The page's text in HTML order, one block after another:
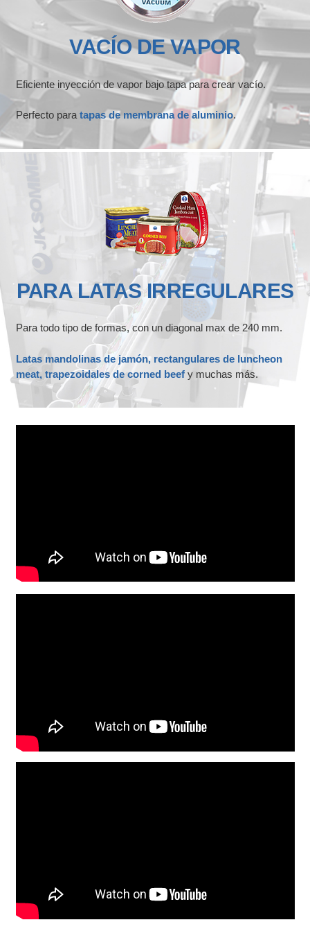
VACÍO DE VAPOR
Eficiente inyección de vapor bajo tapa para crear vacío.
Perfecto para tapas de membrana de aluminio.
PARA LATAS IRREGULARES
Para todo tipo de formas, con un diagonal max de 240 mm.
Latas mandolinas de jamón, rectangulares de luncheon
meat, trapezoidales de corned beef y muchas más.